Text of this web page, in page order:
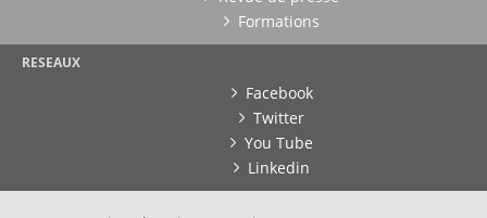
Formations
RESEAUX
Facebook
Twitter
You Tube
Linkedin